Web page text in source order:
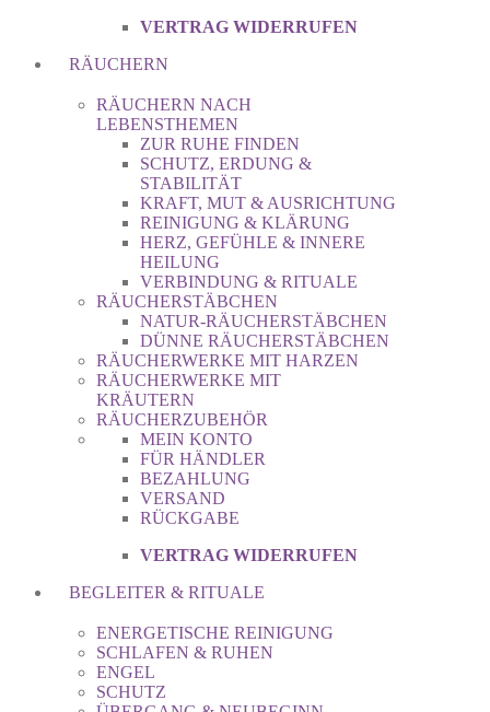
VERTRAG WIDERRUFEN
RÄUCHERN
RÄUCHERN NACH
LEBENSTHEMEN
ZUR RUHE FINDEN
SCHUTZ, ERDUNG &
STABILITÄT
KRAFT, MUT & AUSRICHTUNG
REINIGUNG & KLÄRUNG
HERZ, GEFÜHLE & INNERE
HEILUNG
VERBINDUNG & RITUALE
RÄUCHERSTÄBCHEN
NATUR-RÄUCHERSTÄBCHEN
DÜNNE RÄUCHERSTÄBCHEN
RÄUCHERWERKE MIT HARZEN
RÄUCHERWERKE MIT
KRÄUTERN
RÄUCHERZUBEHÖR
MEIN KONTO
FÜR HÄNDLER
BEZAHLUNG
VERSAND
RÜCKGABE
VERTRAG WIDERRUFEN
BEGLEITER & RITUALE
ENERGETISCHE REINIGUNG
SCHLAFEN & RUHEN
ENGEL
SCHUTZ